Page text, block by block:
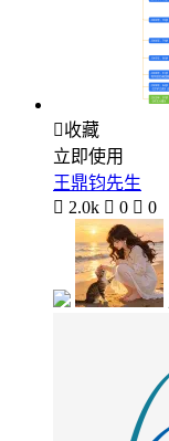
收藏
立即使用
王鼎钧先生
 2.0k  0  0